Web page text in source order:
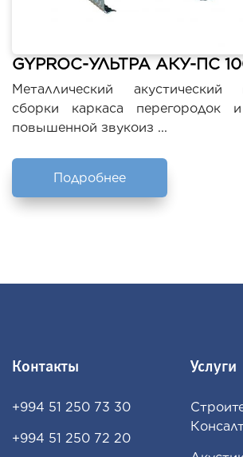
GYPROC-УЛЬТРА АКУ-ПС
Металлический
сборки каркаса перегородок
повышенной звукоиз ...
Подробнее
Контакты
+994 51 250 73 30
+994 51 250 72 20
Услуги